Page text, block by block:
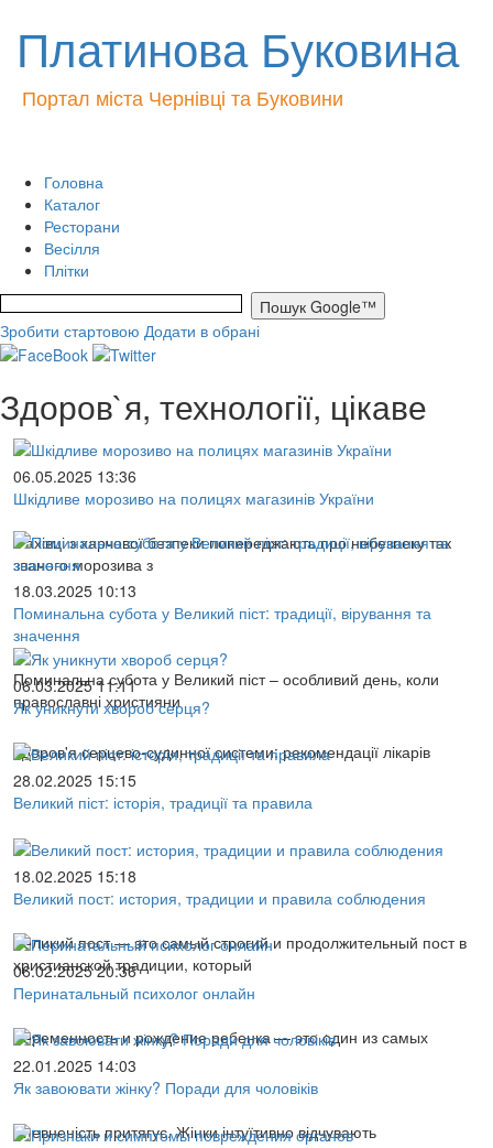
Платинова Буковина
Портал міста Чернівці та Буковини
Головна
Каталог
Ресторани
Весілля
Плітки
Зробити стартовою Додати в обрані
Здоров`я, технології, цікаве
06.05.2025 13:36
Шкідливе морозиво на полицях магазинів України
Фахівці з харчової безпеки попереджають про небезпеку так
званого морозива з
18.03.2025 10:13
Поминальна субота у Великий піст: традиції, вірування та
значення
Поминальна субота у Великий піст – особливий день, коли
православні християни
06.03.2025 11:11
Як уникнути хвороб серця?
Здоров'я серцево-судинної системи: рекомендації лікарів
28.02.2025 15:15
Великий піст: історія, традиції та правила
18.02.2025 15:18
Великий пост: история, традиции и правила соблюдения
Великий пост — это самый строгий и продолжительный пост в
христианской традиции, который
06.02.2025 20:36
Перинатальный психолог онлайн
Беременность и рождение ребенка — это один из самых
22.01.2025 14:03
Як завоювати жінку? Поради для чоловіків
Впевненість притягує. Жінки інтуїтивно відчувають